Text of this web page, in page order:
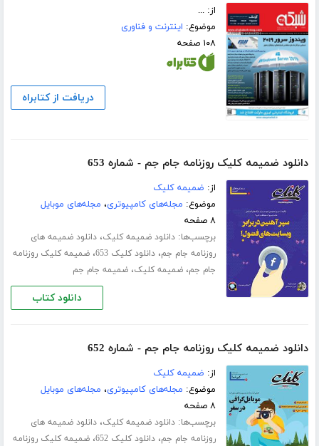
از: ...
موضوع: اینترنت و فناوری
۱۰۸ صفحه
دریافت از کتابراه
دانلود ضمیمه کلیک روزنامه جام جم - شماره 653
از: ضمیمه کلیک
موضوع: مجله‌های کامپیوتری، مجله‌های موبایل
۸ صفحه
برچسب‌ها:دانلود ضمیمه کلیک،دانلود ضمیمه های
روزنامه جام جم،دانلود کلیک 653 ،ضمیمه کلیک روزنامه
جام جم،ضمیمه کلیک،ضمیمه جام جم
دانلود کتاب
دانلود ضمیمه کلیک روزنامه جام جم - شماره 652
از: ضمیمه کلیک
موضوع: مجله‌های کامپیوتری، مجله‌های موبایل
۸ صفحه
برچسب‌ها:دانلود ضمیمه کلیک،دانلود ضمیمه های
روزنامه جام جم،دانلود کلیک 652 ،ضمیمه کلیک روزنامه